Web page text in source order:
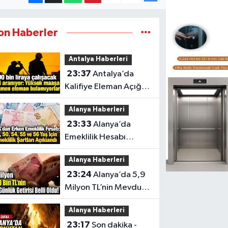
Haberler
Antalya Haberleri
23:37 Antalya’da
Kalifiye Eleman Açığı
Sektörleri Zorluyor
Alanya Haberleri
23:33 Alanya’da
Emeklilik Hesabı
Yapanlar İçin Kritik Yaş
Şartları
Alanya Haberleri
23:24 Alanya’da 5,9
Milyon TL’nin Mevduat
Getirisi
Alanya Haberleri
23:17 Son dakika -